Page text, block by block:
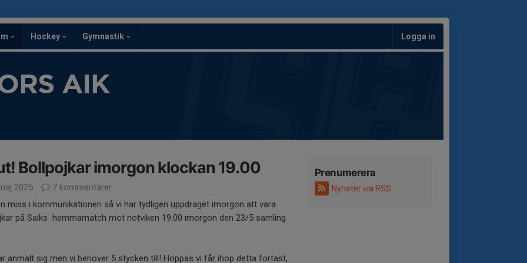
Hockey Gymnastik Logga in
AIK
Prenumerera
Nyheter via RSS
Bollpojkar imorgon klockan 19.00
2025
7 kommentarer
miss i kommunikationen så vi har tydligen uppdraget imorgon att vara
på Saiks hemmamatch mot notviken 19.00 imorgon den 23/5 samling
anmält sig men vi behöver 5 stycken till! Hoppas vi får ihop detta fortast,